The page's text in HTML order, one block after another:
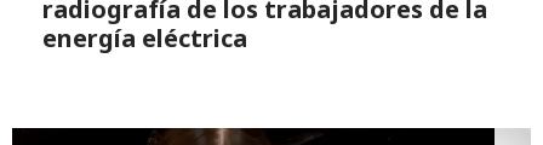
radiografía de los trabajadores de la
energía eléctrica